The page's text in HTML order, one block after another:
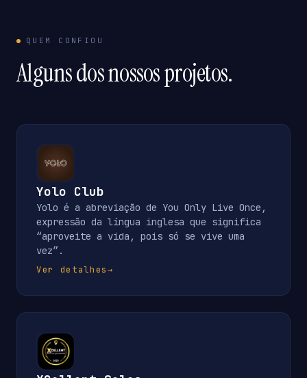
QUEM CONFIOU
Alguns dos nossos projetos.
Yolo Club
Yolo é a abreviação de You Only Live Once,
expressão da língua inglesa que significa
“aproveite a vida, pois só se vive uma
vez”.
Ver detalhes→